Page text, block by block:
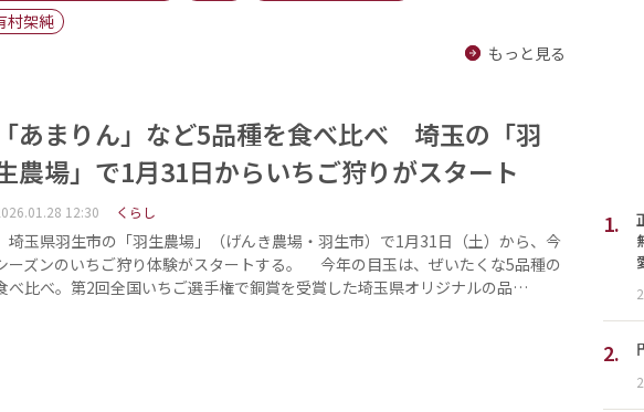
キーパーソン
村架純
もっと見る
「あまりん」など5品種を食べ比べ 埼玉の「羽
農場」で1月31日からいちご狩りがスタート
12:30 くらし
埼玉県羽生市の「羽生農場」（げんき農場・羽生市）で1月31日（土）から、今
ーズンのいちご狩り体験がスタートする。 今年の目玉は、ぜいたくな5品種の
べ比べ。第2回全国いちご選手権で銅賞を受賞した埼玉県オリジナルの品…
1.
2.